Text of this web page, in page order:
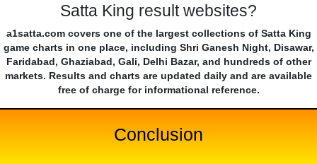
Satta King result websites?
a1satta.com covers one of the largest collections of Satta King
game charts in one place, including Shri Ganesh Night, Disawar,
Faridabad, Ghaziabad, Gali, Delhi Bazar, and hundreds of other
markets. Results and charts are updated daily and are available
free of charge for informational reference.
Conclusion